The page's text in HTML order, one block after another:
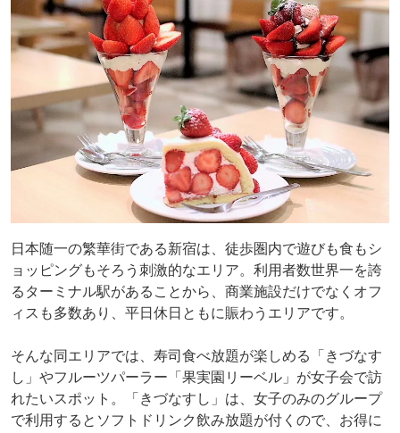
日本随一の繁華街である新宿は、徒歩圏内で遊びも食もシ
ョッピングもそろう刺激的なエリア。利用者数世界一を誇
るターミナル駅があることから、商業施設だけでなくオフ
ィスも多数あり、平日休日ともに賑わうエリアです。
そんな同エリアでは、寿司食べ放題が楽しめる「きづなす
し」やフルーツパーラー「果実園リーベル」が女子会で訪
れたいスポット。「きづなすし」は、女子のみのグループ
で利用するとソフトドリンク飲み放題が付くので、お得に